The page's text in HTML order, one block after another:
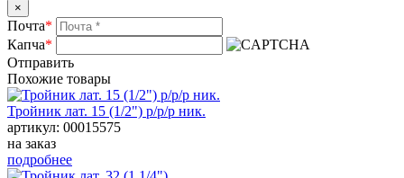
×
Почта*
Капча*
Отправить
Похожие товары
Тройник лат. 15 (1/2") р/р/р ник.
артикул: 00015575
на заказ
подробнее